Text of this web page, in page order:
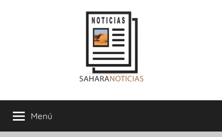
Sahara
Noticias
Menú